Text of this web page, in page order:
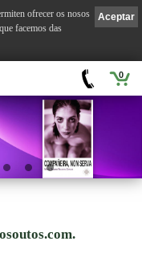
0
Aceptar
ofrecer os nosos
facemos das